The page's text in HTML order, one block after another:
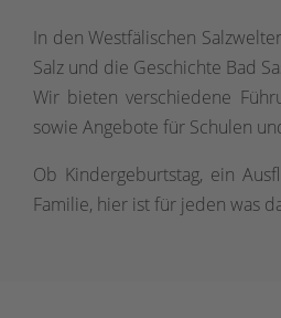
In den Westfälischen
Salz und die Geschichte Bad
Wir bieten verschiedene
sowie Angebote für Schulen
Ob Kindergeburtstag, ein
Familie, hier ist für jeden was